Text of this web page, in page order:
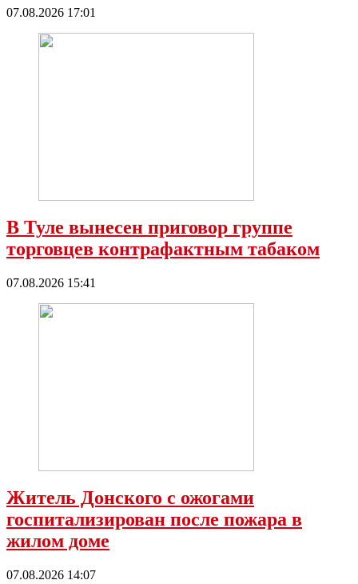
07.08.2026 17:01
В Туле вынесен приговор группе
торговцев контрафактным табаком
07.08.2026 15:41
Житель Донского с ожогами
госпитализирован после пожара в
жилом доме
07.08.2026 14:07